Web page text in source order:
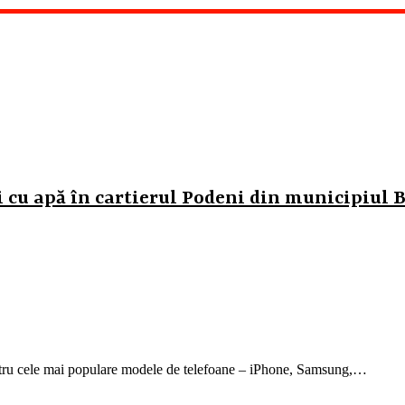
apă în cartierul Podeni din municipiul
cele mai populare modele de telefoane – iPhone, Samsung,…